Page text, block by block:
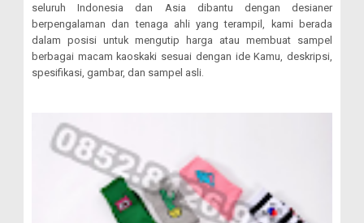
seluruh Indonesia dan Asia dibantu dengan desianer
berpengalaman dan tenaga ahli yang terampil, kami berada
dalam posisi untuk mengutip harga atau membuat sampel
berbagai macam kaoskaki sesuai dengan ide Kamu, deskripsi,
spesifikasi, gambar, dan sampel asli.